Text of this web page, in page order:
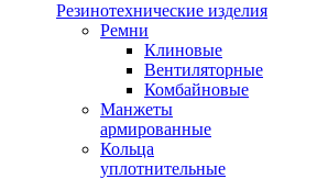
Резинотехнические изделия
Ремни
Клиновые
Вентиляторные
Комбайновые
Манжеты
армированные
Кольца
уплотнительные